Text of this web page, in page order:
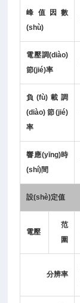
峰值因數
(shù)
電壓調(diào)
節(jié)率
負(fù)載調
(diào)節(jié)
率
響應(yīng)時
(shí)間
設(shè)定值
電壓
范
圍
分辨率